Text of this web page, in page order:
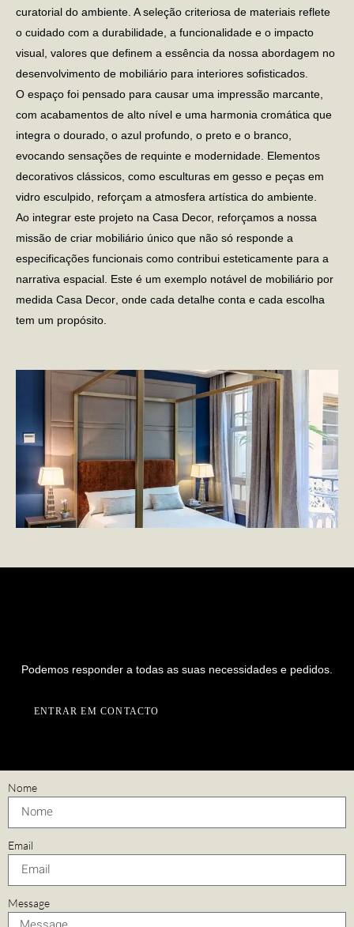
curatorial do ambiente. A seleção criteriosa de materiais reflete
o cuidado com a durabilidade, a funcionalidade e o impacto
visual, valores que definem a essência da nossa abordagem no
desenvolvimento de mobiliário para interiores sofisticados.
O espaço foi pensado para causar uma impressão marcante,
com acabamentos de alto nível e uma harmonia cromática que
integra o dourado, o azul profundo, o preto e o branco,
evocando sensações de requinte e modernidade. Elementos
decorativos clássicos, como esculturas em gesso e peças em
vidro esculpido, reforçam a atmosfera artística do ambiente.
Ao integrar este projeto na Casa Decor, reforçamos a nossa
missão de criar mobiliário único que não só responde a
especificações funcionais como contribui esteticamente para a
narrativa espacial. Este é um exemplo notável de mobiliário por
medida Casa Decor, onde cada detalhe conta e cada escolha
tem um propósito.
Podemos responder a todas as suas necessidades e pedidos.
ENTRAR EM CONTACTO
Nome
Email
Message